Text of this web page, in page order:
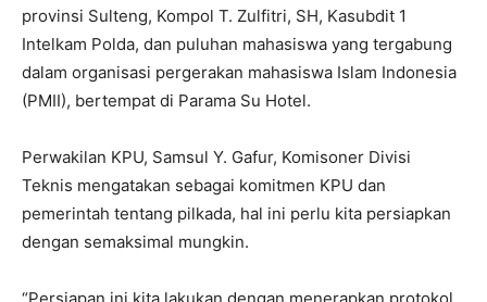
provinsi Sulteng, Kompol T. Zulfitri, SH, Kasubdit 1
Intelkam Polda, dan puluhan mahasiswa yang tergabung
dalam organisasi pergerakan mahasiswa Islam Indonesia
(PMII), bertempat di Parama Su Hotel.
Perwakilan KPU, Samsul Y. Gafur, Komisoner Divisi
Teknis mengatakan sebagai komitmen KPU dan
pemerintah tentang pilkada, hal ini perlu kita persiapkan
dengan semaksimal mungkin.